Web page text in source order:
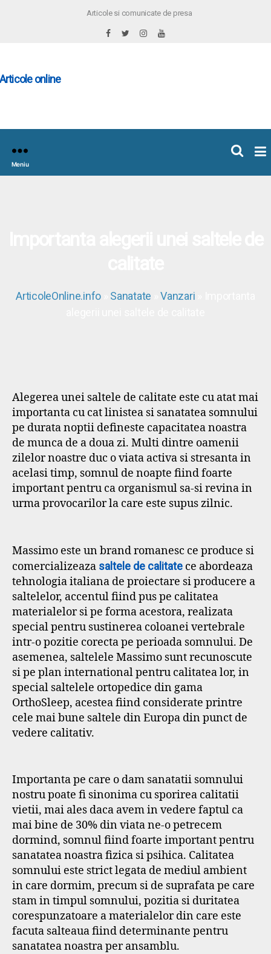
Articole si comunicate de presa
Meniu
ArticoleOnline.info Sanatate »Vanzari
Alegerea unei saltele de calitate este cu atat mai
importanta cu cat linistea si sanatatea somnului
pe durata noptii defineste capacitatea noastra
de munca de a doua zi. Multi dintre oamenii
zilelor noastre duc o viata activa si stresanta in
acelasi timp, somnul de noapte fiind foarte
important pentru ca organismul sa-si revina in
urma provocarilor la care este supus zilnic.
Massimo este un brand romanesc ce produce si
comercializeaza saltele de calitate ce abordeaza
tehnologia italiana de proiectare si producere a
saltelelor, accentul fiind pus pe calitatea
materialelor si pe forma acestora, realizata
special pentru sustinerea coloanei vertebrale
intr-o pozitie corecta pe perioada somnului. De
asemenea, saltelele Massimo sunt recunoscute
si pe plan international pentru calitatea lor, in
special saltelele ortopedice din gama
OrthoSleep, acestea fiind considerate printre
cele mai bune saltele din Europa din punct de
vedere calitativ.
Importanta pe care o dam sanatatii somnului
nostru poate fi sinonima cu sporirea calitatii
vietii, mai ales daca avem in vedere faptul ca
mai bine de 30% din viata ne-o petrecem
dormind, somnul fiind foarte important pentru
sanatatea noastra fizica si psihica. Calitatea
somnului este strict legata de mediul ambient
in care dormim, precum si de suprafata pe care
stam in timpul somnului, pozitia si duritatea
corespunzatoare a materialelor din care este
facuta salteaua fiind determinante pentru
sanatatea noastra per ansamblu.